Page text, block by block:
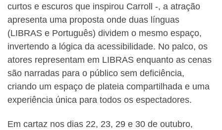
curtos e escuros que inspirou Carroll -, a atração
apresenta uma proposta onde duas línguas
(LIBRAS e Português) dividem o mesmo espaço,
invertendo a lógica da acessibilidade. No palco, os
atores representam em LIBRAS enquanto as cenas
são narradas para o público sem deficiência,
criando um espaço de plateia compartilhada e uma
experiência única para todos os espectadores.
Em cartaz nos dias 22, 23, 29 e 30 de outubro,